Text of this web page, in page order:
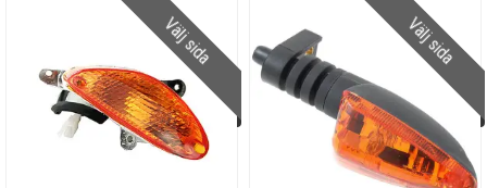
Välj sida Välj sida